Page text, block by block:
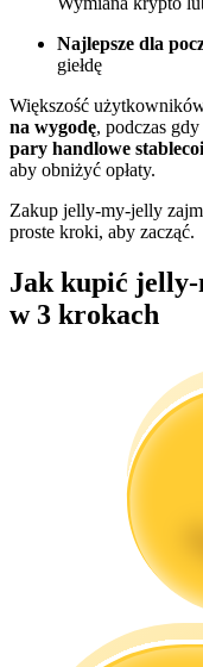
Informacja
Analiza Big Data,
Przewodnik
Przewodnik dla
Najlepsze dla
giełdę
Większość
na wygodę, podczas
pary handlowe
aby obniżyć opłaty.
Zakup jelly-my-jelly
proste kroki, aby zacząć.
Jak kupić
w 3 krokach